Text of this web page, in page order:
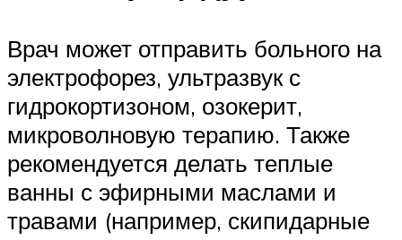
Врач может отправить больного на
электрофорез, ультразвук с
гидрокортизоном, озокерит,
микроволновую терапию. Также
рекомендуется делать теплые
ванны с эфирными маслами и
травами (например, скипидарные